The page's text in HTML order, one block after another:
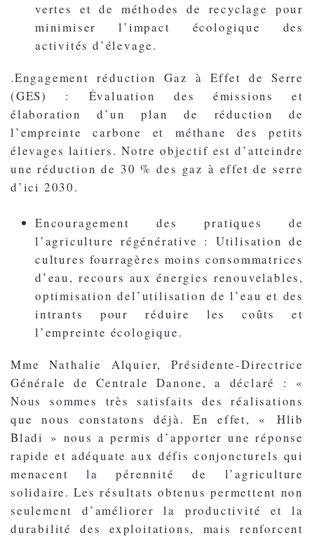
vertes et de méthodes de recyclage pour
minimiser l’impact écologique des
activités d’élevage.
.Engagement réduction Gaz à Effet de Serre
(GES) : Évaluation des émissions et
élaboration d’un plan de réduction de
l’empreinte carbone et méthane des petits
élevages laitiers. Notre objectif est d’atteindre
une réduction de 30 % des gaz à effet de serre
d’ici 2030.
Encouragement des pratiques de
l’agriculture régénérative : Utilisation de
cultures fourragères moins consommatrices
d’eau, recours aux énergies renouvelables,
optimisation del’utilisation de l’eau et des
intrants pour réduire les coûts et
l’empreinte écologique.
Mme Nathalie Alquier, Présidente-Directrice
Générale de Centrale Danone, a déclaré : «
Nous sommes très satisfaits des réalisations
que nous constatons déjà. En effet, « Hlib
Bladi » nous a permis d’apporter une réponse
rapide et adéquate aux défis conjoncturels qui
menacent la pérennité de l’agriculture
solidaire. Les résultats obtenus permettent non
seulement d’améliorer la productivité et la
durabilité des exploitations, mais renforcent